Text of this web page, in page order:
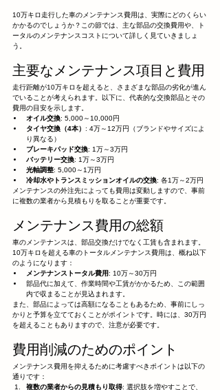
10万キロ走行した車のメンテナンス費用は、実際にどのくらい
かかるのでしょうか？この節では、主な部品の交換費用や、ト
ータルのメンテナンスコストについて詳しく見ていきましょ
う。
主要なメンテナンス項目と費用
走行距離が10万キロを超えると、さまざまな部品の劣化が進ん
でいることが考えられます。以下に、代表的な交換部品とその
費用の目安を示します。
オイル交換: 5,000～10,000円
タイヤ交換（4本） : 4万～12万円（ブランドやサイズによ
り異なる）
ブレーキパッド交換: 1万～3万円
バッテリー交換: 1万～3万円
光軸調整: 5,000～1万円
冷却水やトランスミッションオイルの交換: 各1万～2万円
メンテナンスの外注先によっても費用は変動しますので、事前
に複数の業者から見積もりを取ることが重要です。
メンテナンス費用の総額
車のメンテナンスは、部品交換だけでなく工賃も含まれます。
10万キロを超える車のトータルメンテナンス費用は、概ね以下
のようになります：
メンテナンストータル費用: 10万～30万円
部品代に加えて、作業時間や工賃がかかるため、この範囲
内で収まることが見込まれます。
また、部品によっては高額になることもあるため、事前にしっ
かりと予算を立てておくことがポイントです。時には、30万円
を超えることもありますので、注意が必要です。
費用削減のためのポイント
メンテナンス費用を抑えるために考慮すべきポイントは以下の
通りです：
複数の業者からの見積もり取得: 選択肢を増やすことで、